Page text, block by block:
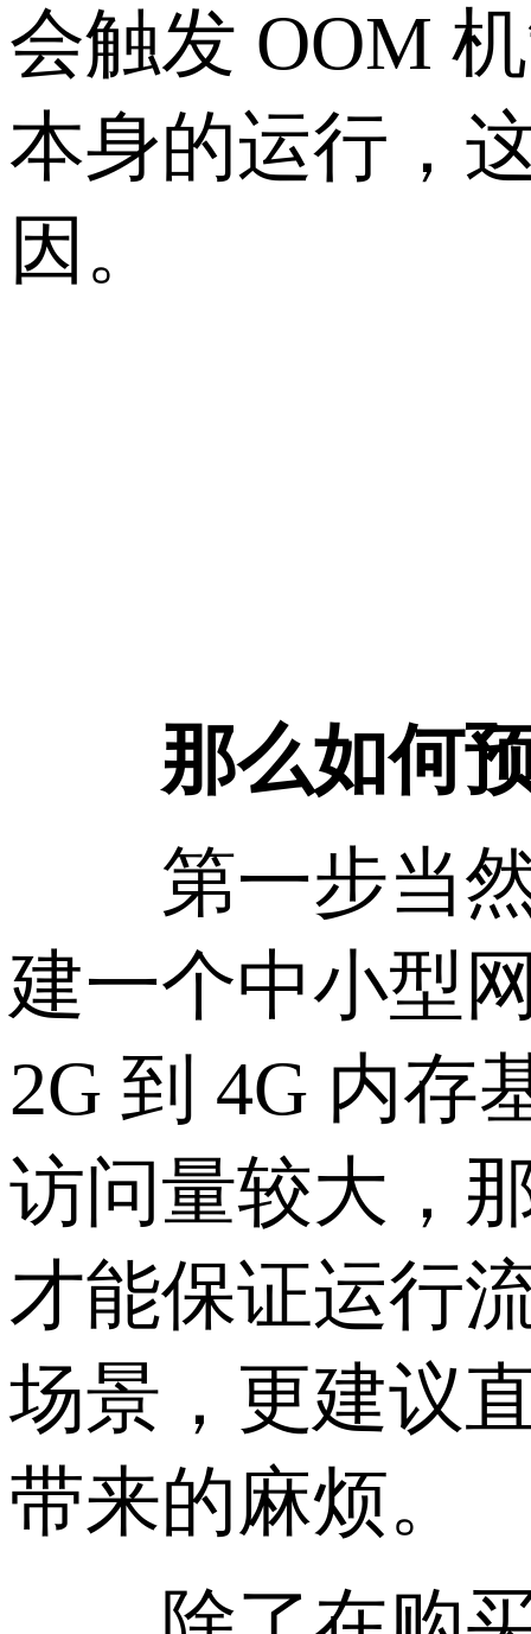
会触发 OOM
本身的运行，
因。
那么如何预
第一步当然
建一个中小型
2G 到 4G 内存
访问量较大，
才能保证运行
场景，更建议
带来的麻烦。